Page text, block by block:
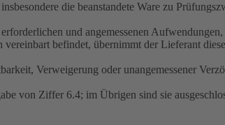
die beanstandete Ware zu
und angemessenen Aufwendungen,
befindet, übernimmt der Lieferant
Verweigerung oder unangemessener
von Ziffer 6.4; im Übrigen sind sie